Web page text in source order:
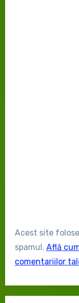
Acest site
spamul. Află
comentariilor